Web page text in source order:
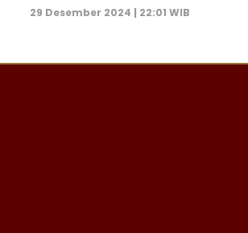
29 Desember 2024 | 22:01 WIB